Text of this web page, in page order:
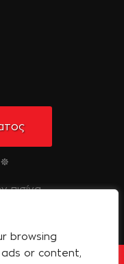
browsing
or content,
πισίνα
την Τήνο